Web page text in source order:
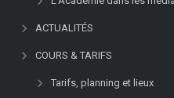
ACTUALITÉS
COURS & TARIFS
Tarifs, planning et lieux